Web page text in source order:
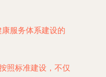
服务体系建设的
照标准建设，不仅